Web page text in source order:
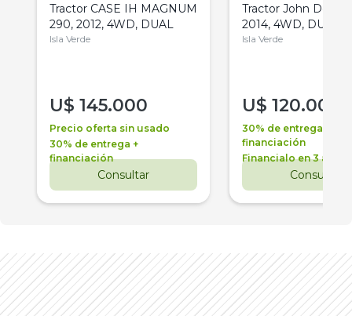
Tractor CASE IH MAGNUM
290, 2012, 4WD, DUAL
Isla Verde
U$ 145.000
Precio oferta sin usado
30% de entrega +
financiación
Consultar
Tractor John Deere
2014, 4WD, DUAL
Isla Verde
U$ 120.000
30% de entrega +
financiación
Financialo en 3 años
Consultar